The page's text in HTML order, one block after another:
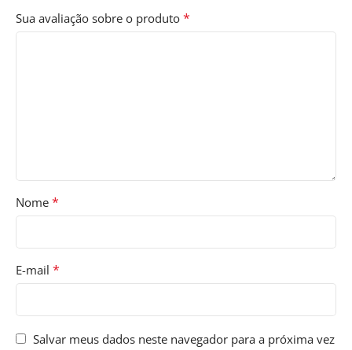
Sua avaliação sobre o produto *
Nome *
E-mail *
Salvar meus dados neste navegador para a próxima vez